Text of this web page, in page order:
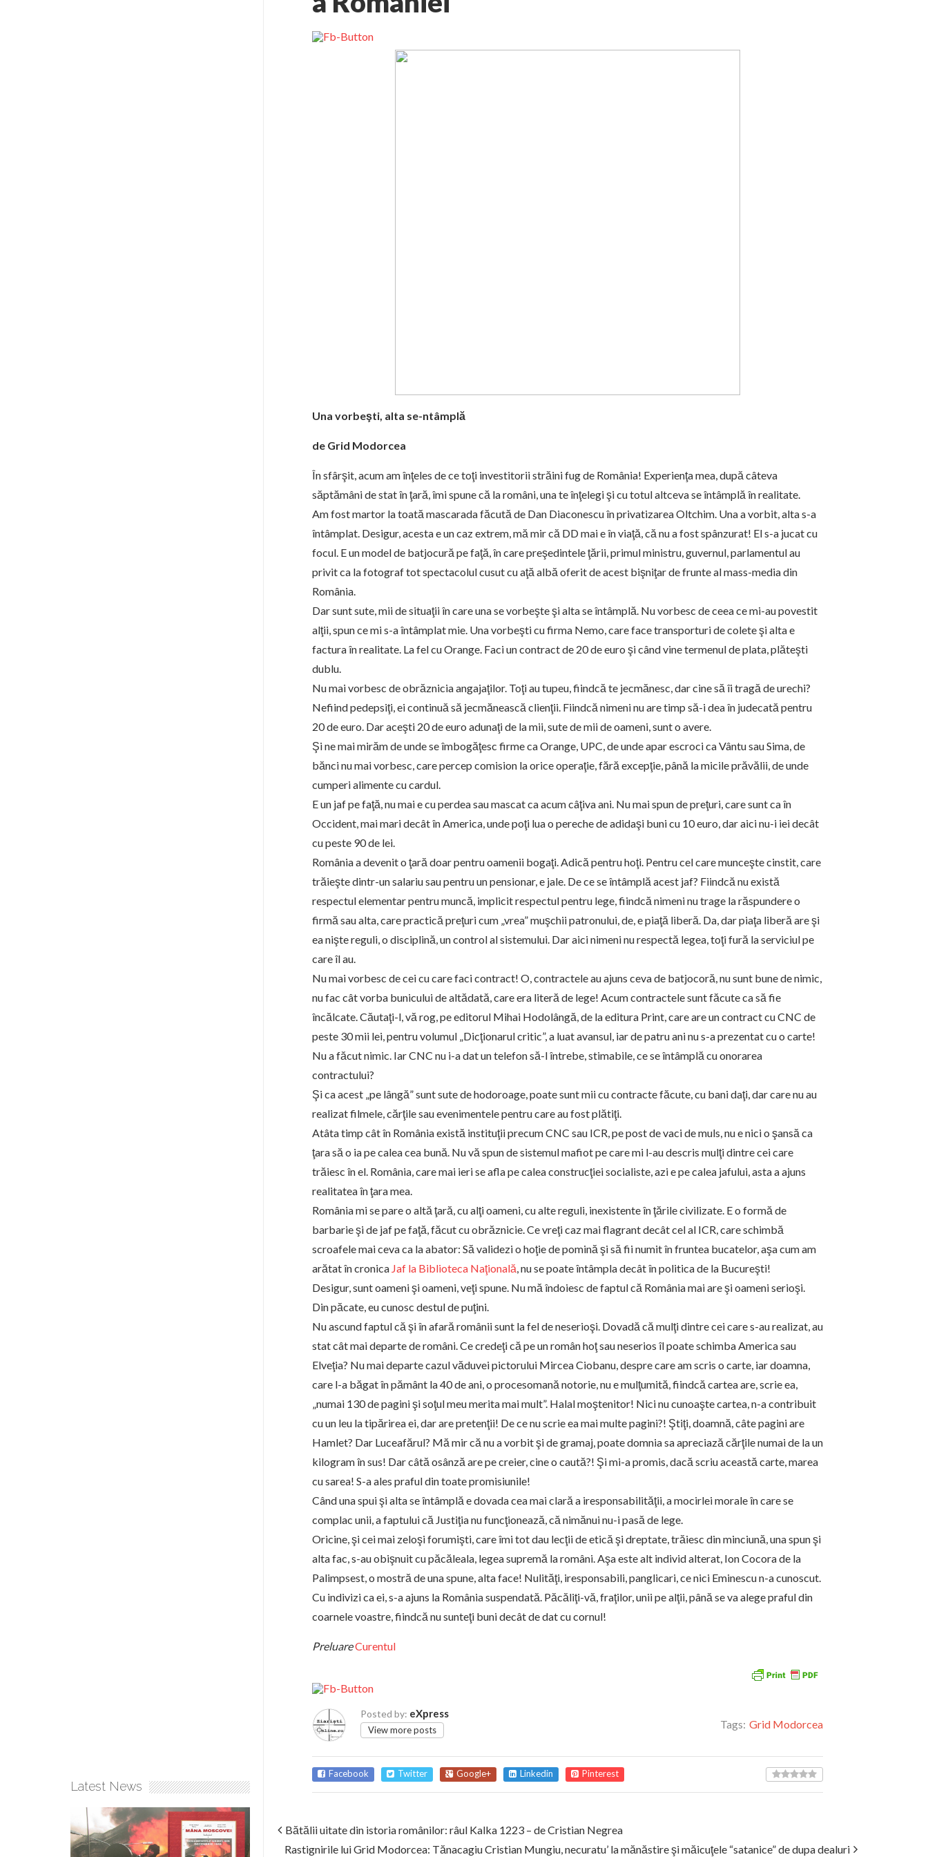
Una vorbeşti, alta se-ntâmplă
de Grid Modorcea
În sfârşit, acum am înţeles de ce toţi investitorii străini fug de România! Experienţa mea, după câteva
săptămâni de stat în ţară, îmi spune că la români, una te înţelegi şi cu totul altceva se întâmplă în realitate.
Am fost martor la toată mascarada făcută de Dan Diaconescu în privatizarea Oltchim. Una a vorbit, alta s-a
întâmplat. Desigur, acesta e un caz extrem, mă mir că DD mai e în viaţă, că nu a fost spânzurat! El s-a jucat cu
focul. E un model de batjocură pe faţă, în care preşedintele ţării, primul ministru, guvernul, parlamentul au
privit ca la fotograf tot spectacolul cusut cu aţă albă oferit de acest bişniţar de frunte al mass-media din
România.
Dar sunt sute, mii de situaţii în care una se vorbeşte şi alta se întâmplă. Nu vorbesc de ceea ce mi-au povestit
alţii, spun ce mi s-a întâmplat mie. Una vorbeşti cu firma Nemo, care face transporturi de colete şi alta e
factura în realitate. La fel cu Orange. Faci un contract de 20 de euro şi când vine termenul de plata, plăteşti
dublu.
Nu mai vorbesc de obrăznicia angajaţilor. Toţi au tupeu, fiindcă te jecmănesc, dar cine să îi tragă de urechi?
Nefiind pedepsiţi, ei continuă să jecmănească clienţii. Fiindcă nimeni nu are timp să-i dea în judecată pentru
20 de euro. Dar aceşti 20 de euro adunaţi de la mii, sute de mii de oameni, sunt o avere.
Şi ne mai mirăm de unde se îmbogăţesc firme ca Orange, UPC, de unde apar escroci ca Vântu sau Sima, de
bănci nu mai vorbesc, care percep comision la orice operaţie, fără excepţie, până la micile prăvălii, de unde
cumperi alimente cu cardul.
E un jaf pe faţă, nu mai e cu perdea sau mascat ca acum câţiva ani. Nu mai spun de preţuri, care sunt ca în
Occident, mai mari decât în America, unde poţi lua o pereche de adidaşi buni cu 10 euro, dar aici nu-i iei decât
cu peste 90 de lei.
România a devenit o ţară doar pentru oamenii bogaţi. Adică pentru hoţi. Pentru cel care munceşte cinstit, care
trăieşte dintr-un salariu sau pentru un pensionar, e jale. De ce se întâmplă acest jaf? Fiindcă nu există
respectul elementar pentru muncă, implicit respectul pentru lege, fiindcă nimeni nu trage la răspundere o
firmă sau alta, care practică preţuri cum „vrea” muşchii patronului, de, e piaţă liberă. Da, dar piaţa liberă are şi
ea nişte reguli, o disciplină, un control al sistemului. Dar aici nimeni nu respectă legea, toţi fură la serviciul pe
care îl au.
Nu mai vorbesc de cei cu care faci contract! O, contractele au ajuns ceva de batjocoră, nu sunt bune de nimic,
nu fac cât vorba bunicului de altădată, care era literă de lege! Acum contractele sunt făcute ca să fie
încălcate. Căutaţi-l, vă rog, pe editorul Mihai Hodolângă, de la editura Print, care are un contract cu CNC de
peste 30 mii lei, pentru volumul „Dicţionarul critic”, a luat avansul, iar de patru ani nu s-a prezentat cu o carte!
Nu a făcut nimic. Iar CNC nu i-a dat un telefon să-l întrebe, stimabile, ce se întâmplă cu onorarea
contractului?
Şi ca acest „pe lângă” sunt sute de hodoroage, poate sunt mii cu contracte făcute, cu bani daţi, dar care nu au
realizat filmele, cărţile sau evenimentele pentru care au fost plătiţi.
Atâta timp cât în România există instituţii precum CNC sau ICR, pe post de vaci de muls, nu e nici o şansă ca
ţara să o ia pe calea cea bună. Nu vă spun de sistemul mafiot pe care mi l-au descris mulţi dintre cei care
trăiesc în el. România, care mai ieri se afla pe calea construcţiei socialiste, azi e pe calea jafului, asta a ajuns
realitatea în ţara mea.
România mi se pare o altă ţară, cu alţi oameni, cu alte reguli, inexistente în ţările civilizate. E o formă de
barbarie şi de jaf pe faţă, făcut cu obrăznicie. Ce vreţi caz mai flagrant decât cel al ICR, care schimbă
scroafele mai ceva ca la abator: Să validezi o hoţie de pomină şi să fii numit în fruntea bucatelor, aşa cum am
arătat în cronica Jaf la Biblioteca Naţională, nu se poate întâmpla decât în politica de la Bucureşti!
Desigur, sunt oameni şi oameni, veţi spune. Nu mă îndoiesc de faptul că România mai are şi oameni serioşi.
Din păcate, eu cunosc destul de puţini.
Nu ascund faptul că şi în afară românii sunt la fel de neserioşi. Dovadă că mulţi dintre cei care s-au realizat, au
stat cât mai departe de români. Ce credeţi că pe un român hoţ sau neserios îl poate schimba America sau
Elveţia? Nu mai departe cazul văduvei pictorului Mircea Ciobanu, despre care am scris o carte, iar doamna,
care l-a băgat în pământ la 40 de ani, o procesomană notorie, nu e mulţumită, fiindcă cartea are, scrie ea,
„numai 130 de pagini şi soţul meu merita mai mult”. Halal moştenitor! Nici nu cunoaşte cartea, n-a contribuit
cu un leu la tipărirea ei, dar are pretenţii! De ce nu scrie ea mai multe pagini?! Ştiţi, doamnă, câte pagini are
Hamlet? Dar Luceafărul? Mă mir că nu a vorbit şi de gramaj, poate domnia sa apreciază cărţile numai de la un
kilogram în sus! Dar câtă osânză are pe creier, cine o caută?! Şi mi-a promis, dacă scriu această carte, marea
cu sarea! S-a ales praful din toate promisiunile!
Când una spui şi alta se întâmplă e dovada cea mai clară a iresponsabilităţii, a mocirlei morale în care se
complac unii, a faptului că Justiţia nu funcţionează, că nimănui nu-i pasă de lege.
Oricine, şi cei mai zeloşi forumişti, care îmi tot dau lecţii de etică şi dreptate, trăiesc din minciună, una spun şi
alta fac, s-au obişnuit cu păcăleala, legea supremă la români. Aşa este alt individ alterat, Ion Cocora de la
Palimpsest, o mostră de una spune, alta face! Nulităţi, iresponsabili, panglicari, ce nici Eminescu n-a cunoscut.
Cu indivizi ca ei, s-a ajuns la România suspendată. Păcăliţi-vă, fraţilor, unii pe alţii, până se va alege praful din
coarnele voastre, fiindcă nu sunteţi buni decât de dat cu cornul!
PreluareCurentul
Posted by: eXpress
View more posts Tags: Grid Modorcea
Facebook Twitter Google+ Linkedin Pinterest
Bătălii uitate din istoria românilor: râul Kalka 1223 – de Cristian Negrea
Rastignirile lui Grid Modorcea: Tănacagiu Cristian Mungiu, necuratu’ la mănăstire şi măicuţele “satanice” de dupa dealuri
Latest News